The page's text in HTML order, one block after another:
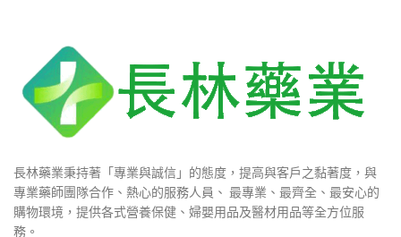
長林藥業秉持著「專業與誠信」的態度，提高與客戶之黏著度，與
專業藥師團隊合作、熱心的服務人員、 最專業、最齊全、最安心的
購物環境，提供各式營養保健、婦嬰用品及醫材用品等全方位服
務。